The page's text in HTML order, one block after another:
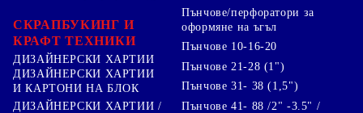
СКРАПБУКИНГ И
КРАФТ ТЕХНИКИ
ДИЗАЙНЕРСКИ ХАРТИИ
ДИЗАЙНЕРСКИ ХАРТИИ
И КАРТОНИ НА БЛОК
ДИЗАЙНЕРСКИ ХАРТИИ /
Пънчове/перфоратори за
оформяне на ъгъл
Пънчове 10-16-20
Пънчове 21-28 (1")
Пънчове 31- 38 (1,5")
Пънчове 41- 88 /2" -3.5" /